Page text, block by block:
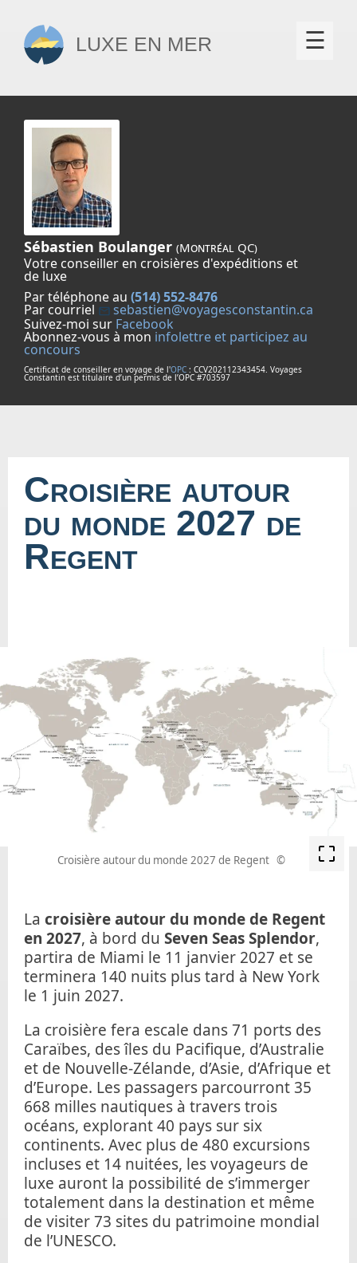
×
☰
Luxe en mer
Sébastien Boulanger (Montréal QC)
Votre conseiller en croisières d'expéditions et
de luxe
Par téléphone au (514) 552-8476
Par courriel
sebastien@voyagesconstantin.ca
Suivez-moi sur Facebook
Abonnez-vous à mon infolettre et participez au
concours
Certificat de conseiller en voyage de l'OPC : CCV202112343454. Voyages
Constantin est titulaire d’un permis de l’OPC #703597
Croisière autour
du monde 2027 de
Regent
Croisière autour du monde 2027 de Regent ©
La croisière autour du monde de Regent
en 2027, à bord du Seven Seas Splendor,
partira de Miami le 11 janvier 2027 et se
terminera 140 nuits plus tard à New York
le 1 juin 2027.
La croisière fera escale dans 71 ports des
Caraïbes, des îles du Pacifique, d’Australie
et de Nouvelle-Zélande, d’Asie, d’Afrique et
d’Europe. Les passagers parcourront 35
668 milles nautiques à travers trois
océans, explorant 40 pays sur six
continents. Avec plus de 480 excursions
incluses et 14 nuitées, les voyageurs de
luxe auront la possibilité de s’immerger
totalement dans la destination et même
de visiter 73 sites du patrimoine mondial
de l’UNESCO.